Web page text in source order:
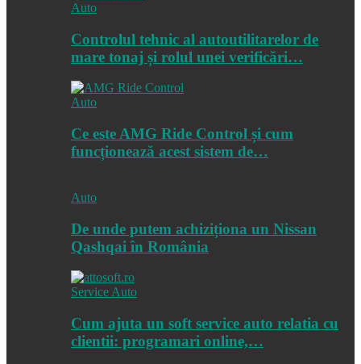
Auto
Controlul tehnic al autoutilitarelor de
mare tonaj și rolul unei verificări…
Auto
Ce este AMG Ride Control și cum
funcționează acest sistem de…
Auto
De unde putem achiziționa un Nissan
Qashqai în România
Service Auto
Cum ajuta un soft service auto relatia cu
clientii: programari online,…